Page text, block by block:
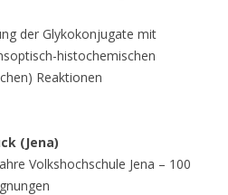
der Glykokonjugate mit
histochemischen
Reaktionen
(Jena)
Volkshochschule Jena – 100